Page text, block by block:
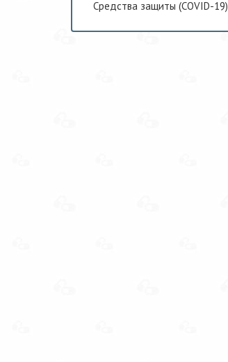
Средства защиты (COVID-19)